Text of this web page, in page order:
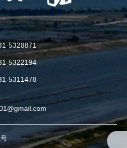
部 : 0631-5328871
部 : 0631-5322194
部 : 0631-5311478
5328871
5322194
5311478